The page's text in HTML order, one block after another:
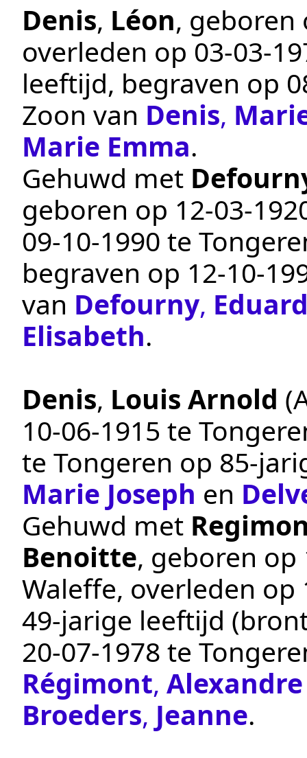
Denis, Léon,
overleden op
leeftijd, begraven op
Zoon van Denis,
Marie Emma.
Gehuwd met
geboren op
09‑10‑1990 te
begraven op
van Defourny,
Elisabeth.
Denis, Louis Arnold
10‑06‑1915 te
te Tongeren op 85-
Marie Joseph en
Gehuwd met
Benoitte, geboren op
Waleffe, overleden op
49-jarige leeftijd
20‑07‑1978 te
Régimont,
Broeders, Jeanne.